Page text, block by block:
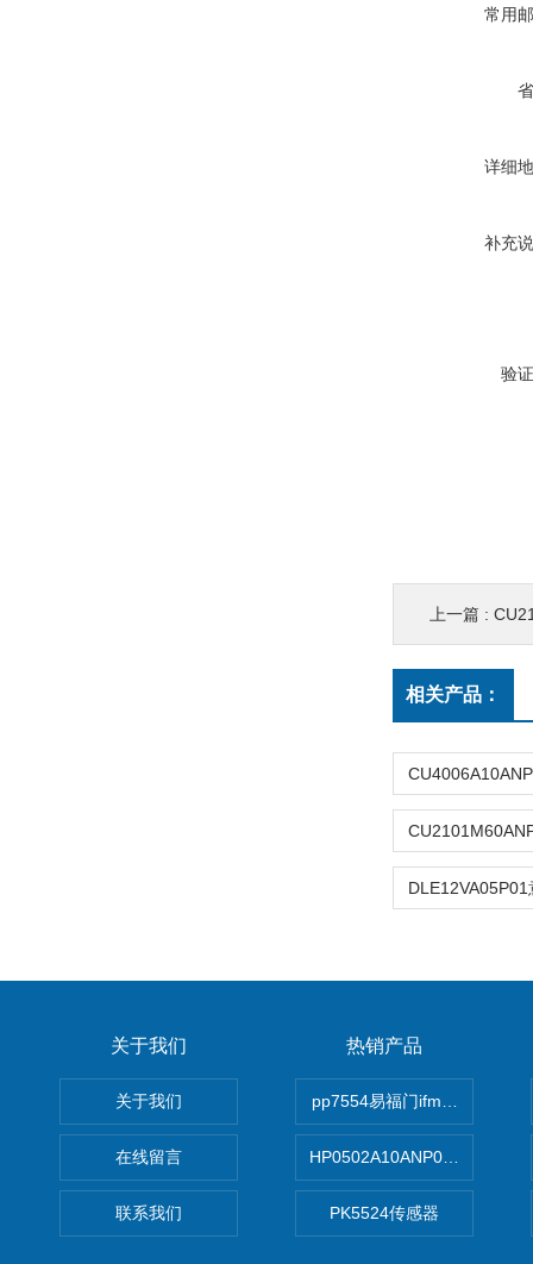
常用
详细
补充
验
上一篇 :
相关产品：
关于我们
关于我们
在线留言
联系我们
热销产品
pp7554易福门ifm传感器
HP0502A10ANP01滤芯 Mp
PK5524传感器